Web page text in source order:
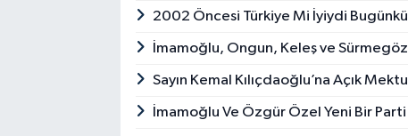
2002 Öncesi Türkiye Mi İyiydi
İmamoğlu, Ongun, Keleş ve
Sayın Kemal Kılıçdaoğlu’na Açık
İmamoğlu Ve Özgür Özel Yeni Bir Parti